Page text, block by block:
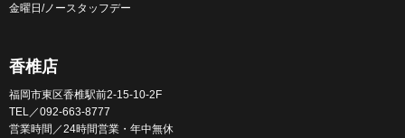
金曜日/ノースタッフデー
香椎店
福岡市東区香椎駅前2-15-10-2F
TEL／092-663-8777
営業時間／24時間営業・年中無休